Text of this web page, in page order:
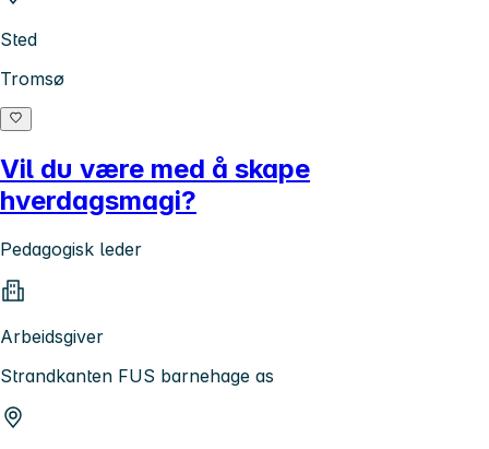
Sted
Tromsø
Vil du være med å skape
hverdagsmagi?
Pedagogisk leder
Arbeidsgiver
Strandkanten FUS barnehage as